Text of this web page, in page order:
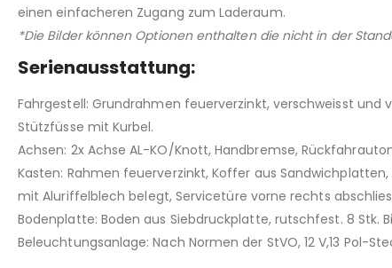
einen einfacheren Zugang zum Laderaum.
*Die Bilder können Optionen enthalten die nicht in der
Serienausstattung:
Fahrgestell: Grundrahmen feuerverzinkt, verschweisst
Stützfüsse mit Kurbel.
Achsen: 2x Achse AL-KO/Knott, Handbremse,
Kasten: Rahmen feuerverzinkt, Koffer aus
mit Aluriffelblech belegt, Servicetüre vorne rechts
Bodenplatte: Boden aus Siebdruckplatte, rutschfest. 8 Stk.
Beleuchtungsanlage: Nach Normen der StVO, 12 V,13 Pol-